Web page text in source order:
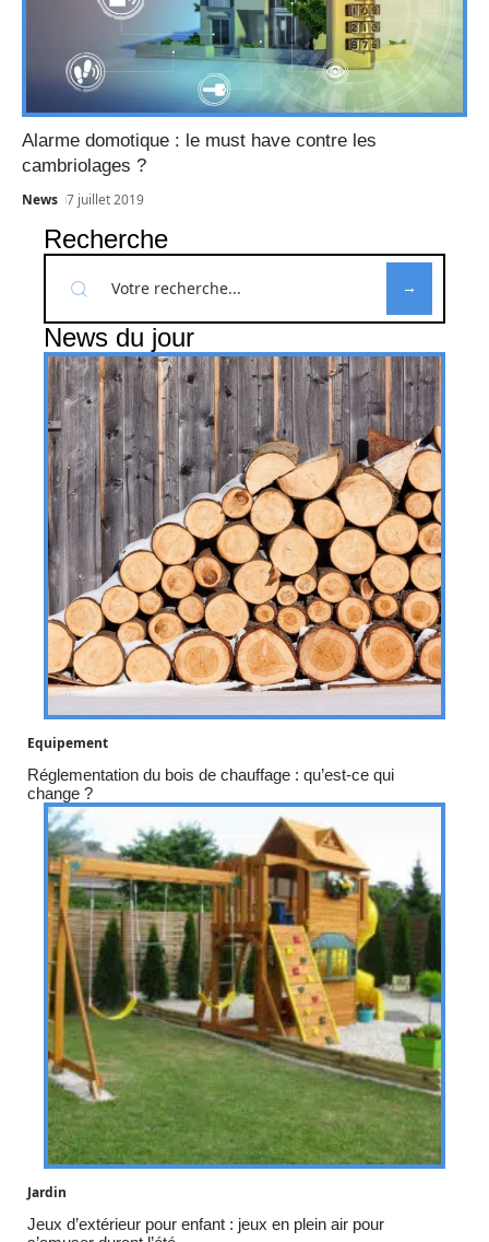
Alarme domotique : le must have contre les
cambriolages ?
News 7 juillet 2019
Recherche
News du jour
Equipement
Réglementation du bois de chauffage : qu’est-ce qui
change ?
Jardin
Jeux d’extérieur pour enfant : jeux en plein air pour